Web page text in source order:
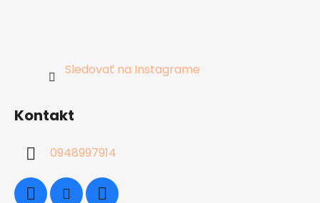
Sledovať na Instagrame
Kontakt
0948997914